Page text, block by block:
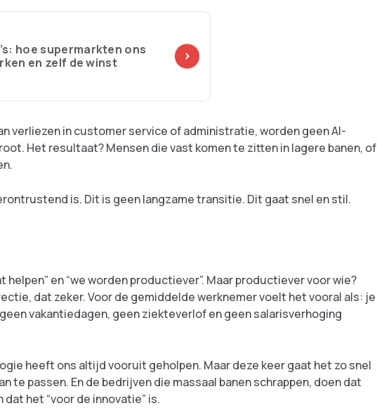
hoe supermarkten ons
en zelf de winst
verliezen in customer service of administratie, worden geen AI-
Het resultaat? Mensen die vast komen te zitten in lagere banen, of
is. Dit is geen langzame transitie. Dit gaat snel en stil.
helpen” en “we worden productiever”. Maar productiever voor wie?
dat zeker. Voor de gemiddelde werknemer voelt het vooral als: je
vakantiedagen, geen ziekteverlof en geen salarisverhoging
heeft ons altijd vooruit geholpen. Maar deze keer gaat het zo snel
te passen. En de bedrijven die massaal banen schrappen, doen dat
het “voor de innovatie” is.